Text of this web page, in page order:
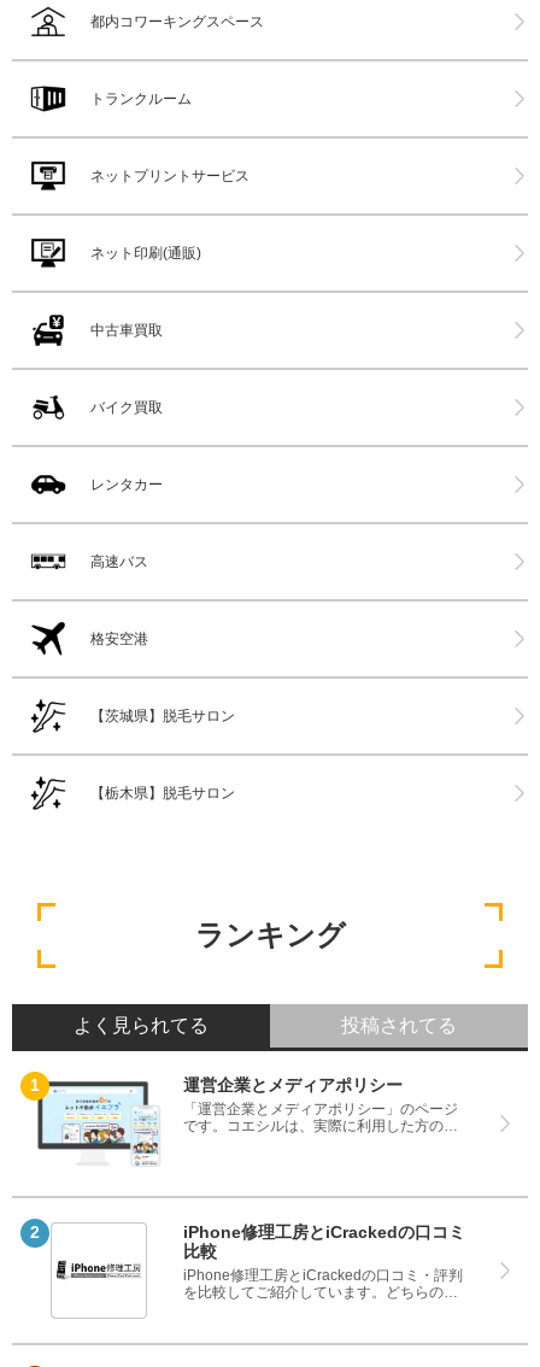
都内コワーキングスペース
トランクルーム
ネットプリントサービス
ネット印刷(通販)
中古車買取
バイク買取
レンタカー
高速バス
格安空港
【茨城県】脱毛サロン
【栃木県】脱毛サロン
ランキング
よく見られてる 投稿されてる
運営企業とメディアポリシー
「運営企業とメディアポリシー」のページ
です。コエシルは、実際に利用した方の口
なく、悪い口コミもしっかり掲載している
さい。
iPhone修理工房とiCrackedの口コミ
比較
iPhone修理工房とiCrackedの口コミ・評判
を比較してご紹介しています。どちらのサ
て、iPhone修理工房とiCrackedのどちらを